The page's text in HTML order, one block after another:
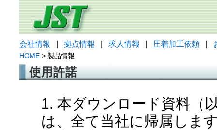
会社情報 拠点情報 求人情報 圧着加工依頼
HOME > 製品情報
使用許諾
1. 本ダウンロード資料（
は、全て当社に帰属しま